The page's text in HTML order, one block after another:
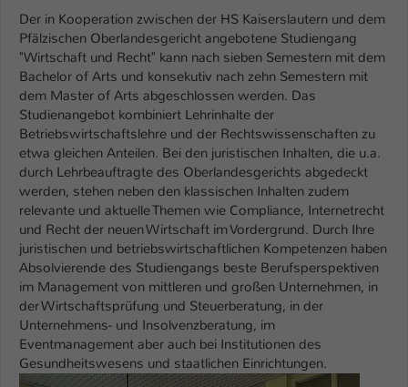
Show larger version
Der in Kooperation zwischen der HS Kaiserslautern und dem
Pfälzischen Oberlandesgericht angebotene Studiengang
"Wirtschaft und Recht" kann nach sieben Semestern mit dem
Bachelor of Arts und konsekutiv nach zehn Semestern mit
dem Master of Arts abgeschlossen werden. Das
Studienangebot kombiniert Lehrinhalte der
Betriebswirtschaftslehre und der Rechtswissenschaften zu
etwa gleichen Anteilen. Bei den juristischen Inhalten, die u.a.
durch Lehrbeauftragte des Oberlandesgerichts abgedeckt
werden, stehen neben den klassischen Inhalten zudem
relevante und aktuelle Themen wie Compliance, Internetrecht
und Recht der neuen Wirtschaft im Vordergrund. Durch Ihre
juristischen und betriebswirtschaftlichen Kompetenzen haben
Absolvierende des Studiengangs beste Berufsperspektiven
im Management von mittleren und großen Unternehmen, in
der Wirtschaftsprüfung und Steuerberatung, in der
Unternehmens- und Insolvenzberatung, im
Eventmanagement aber auch bei Institutionen des
Gesundheitswesens und staatlichen Einrichtungen.
Name be_typo_user
Anbieter TYPO3
Laufzeit 1 Tag
Zweck
Dieser Cookie teilt der Webseite mit, ob
ein Besucher im Typo3-Backend
angemeldet ist und Rechte besitzt diese
zu verwalten.